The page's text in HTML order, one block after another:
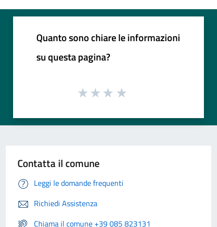
Quanto sono chiare le informazioni
su questa pagina?
Contatta il comune
Leggi le domande frequenti
Richiedi Assistenza
Chiama il comune +39 085 823131